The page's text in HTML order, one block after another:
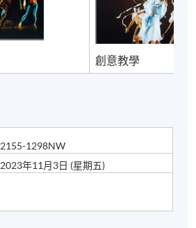
創意教學
2155-1298NW
2023年11月3日 (星期五)